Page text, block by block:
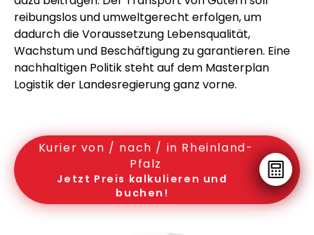
reibungslos und umweltgerecht erfolgen, um
dadurch die Voraussetzung Lebensqualität,
Wachstum und Beschäftigung zu garantieren. Eine
nachhaltigen Politik steht auf dem Masterplan
Logistik der Landesregierung ganz vorne.
Kurier von / nach / in Rheinland-
Pfalz
Jetzt Preis kalkulieren und
buchen!